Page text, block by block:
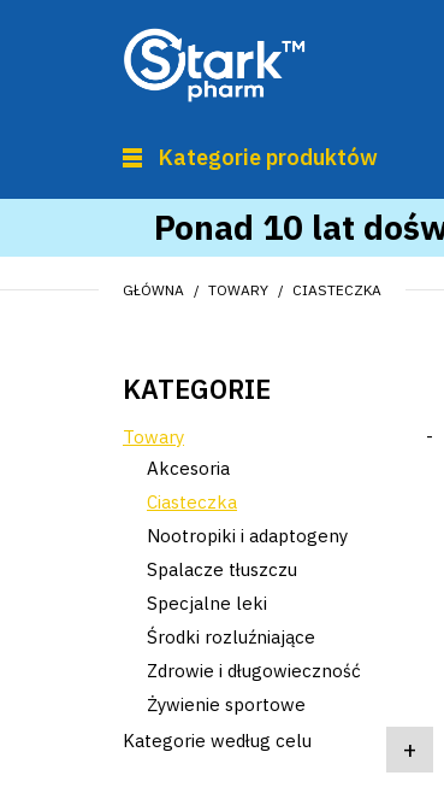
Kategorie produktów
Ponad 10 lat
GŁÓWNA TOWARY CIASTECZKA
KATEGORIE
Towary -
Akcesoria
Ciasteczka
Nootropiki i adaptogeny
Spalacze tłuszczu
Specjalne leki
Środki rozluźniające
Zdrowie i długowieczność
Żywienie sportowe
Kategorie według celu
+